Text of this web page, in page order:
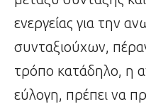
ενεργείας για την
συνταξιούχων,
τρόπο κατάδηλο, η
εύλογη, πρέπει να